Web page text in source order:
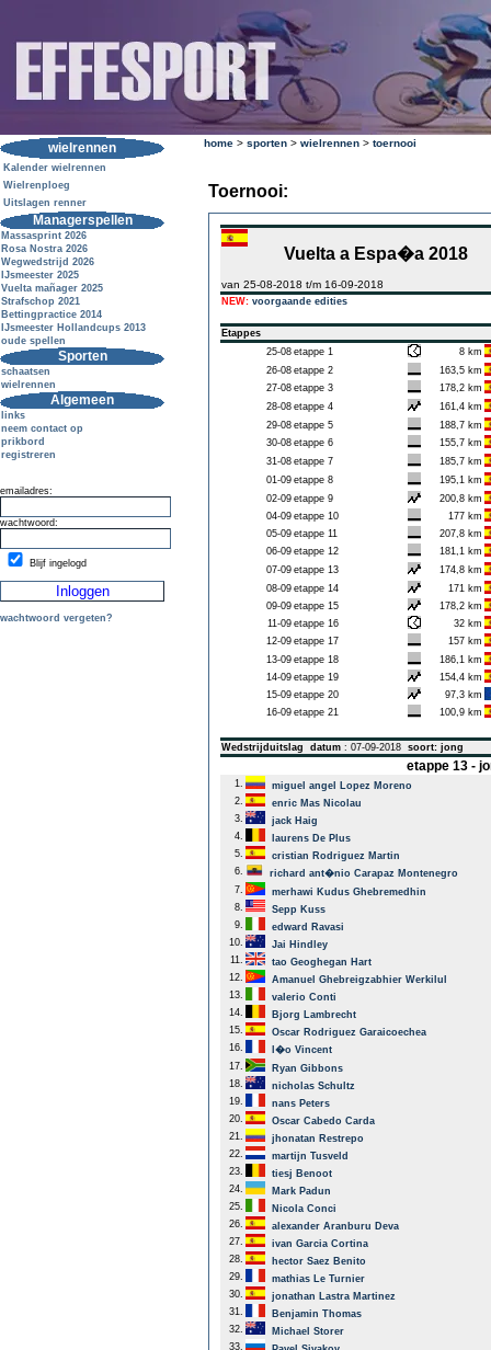
wielrennen
Kalender wielrennen
Wielrenploeg
Uitslagen renner
Managerspellen
Massasprint 2026
Rosa Nostra 2026
Wegwedstrijd 2026
IJsmeester 2025
Vuelta mañager 2025
Strafschop 2021
Bettingpractice 2014
IJsmeester Hollandcups 2013
oude spellen
Sporten
schaatsen
wielrennen
Algemeen
links
neem contact op
prikbord
registreren
emailadres:
wachtwoord:
Blijf ingelogd
wachtwoord vergeten?
home > sporten > wielrennen > toernooi
Toernooi:
Vuelta a Espa�a 2018
van 25-08-2018 t/m 16-09-2018
NEW: voorgaande edities
Etappes
25-08 etappe 1
8 km
26-08 etappe 2
163,5 km
27-08 etappe 3
178,2 km
28-08 etappe 4
161,4 km
29-08 etappe 5
188,7 km
30-08 etappe 6
155,7 km
31-08 etappe 7
185,7 km
01-09 etappe 8
195,1 km
02-09 etappe 9
200,8 km
04-09 etappe 10
177 km
05-09 etappe 11
207,8 km
06-09 etappe 12
181,1 km
07-09 etappe 13
174,8 km
08-09 etappe 14
171 km
09-09 etappe 15
178,2 km
11-09 etappe 16
32 km
12-09 etappe 17
157 km
13-09 etappe 18
186,1 km
14-09 etappe 19
154,4 km
15-09 etappe 20
97,3 km
16-09 etappe 21 100,9 km
Wedstrijduitslag datum : 07-09-2018 soort: jong
etappe 13 -
1.
miguel angel Lopez Moreno
2.
enric Mas Nicolau
3.
jack Haig
4.
laurens De Plus
5.
cristian Rodriguez Martin
6.
richard ant�nio Carapaz Montenegro
7.
merhawi Kudus Ghebremedhin
8.
Sepp Kuss
9.
edward Ravasi
10.
Jai Hindley
11.
tao Geoghegan Hart
12.
Amanuel Ghebreigzabhier Werkilul
13.
valerio Conti
14.
Bjorg Lambrecht
15.
Oscar Rodriguez Garaicoechea
16.
l�o Vincent
17.
Ryan Gibbons
18.
nicholas Schultz
19.
nans Peters
20.
Oscar Cabedo Carda
21.
jhonatan Restrepo
22.
martijn Tusveld
23.
tiesj Benoot
24.
Mark Padun
25.
Nicola Conci
26.
alexander Aranburu Deva
27.
ivan Garcia Cortina
28.
hector Saez Benito
29.
mathias Le Turnier
30.
jonathan Lastra Martinez
31.
Benjamin Thomas
32.
Michael Storer
33.